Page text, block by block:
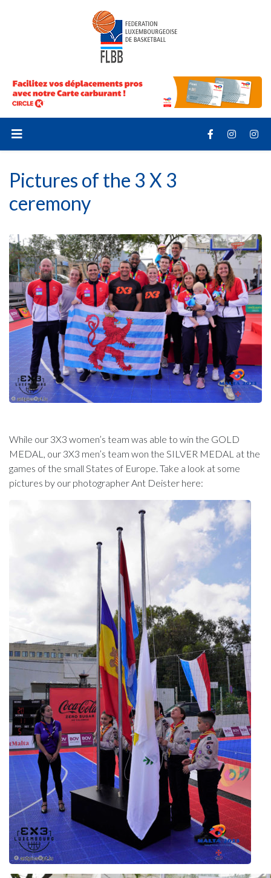
Pictures of the 3 X 3
ceremony
While our 3X3 women’s team was able to win the GOLD
MEDAL, our 3X3 men’s team won the SILVER MEDAL at the
games of the small States of Europe. Take a look at some
pictures by our photographer Ant Deister here: